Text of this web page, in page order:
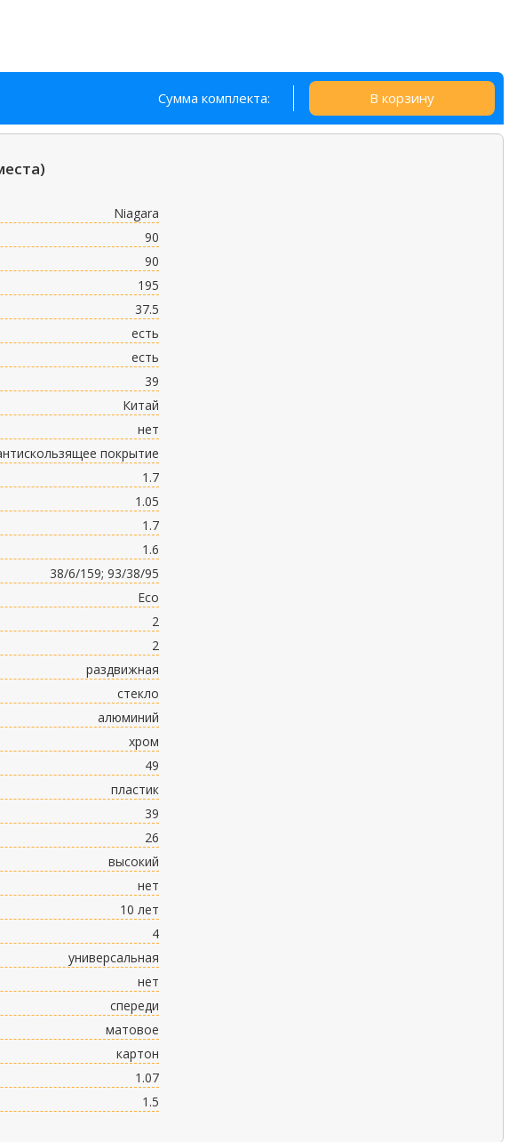
Сумма комплекта: В корзину
Niagara
90
90
195
37.5
есть
есть
39
Китай
нет
покрытие
1.7
1.05
1.7
1.6
38/6/159; 93/38/95
Eco
2
2
раздвижная
стекло
алюминий
хром
49
пластик
39
26
высокий
нет
10 лет
4
универсальная
нет
спереди
матовое
картон
1.07
1.5